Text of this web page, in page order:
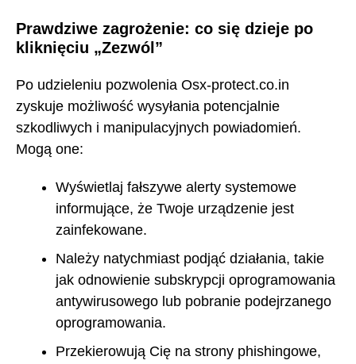
Prawdziwe zagrożenie: co się dzieje po
kliknięciu „Zezwól”
Po udzieleniu pozwolenia Osx-protect.co.in
zyskuje możliwość wysyłania potencjalnie
szkodliwych i manipulacyjnych powiadomień.
Mogą one:
Wyświetlaj fałszywe alerty systemowe
informujące, że Twoje urządzenie jest
zainfekowane.
Należy natychmiast podjąć działania, takie
jak odnowienie subskrypcji oprogramowania
antywirusowego lub pobranie podejrzanego
oprogramowania.
Przekierowują Cię na strony phishingowe,